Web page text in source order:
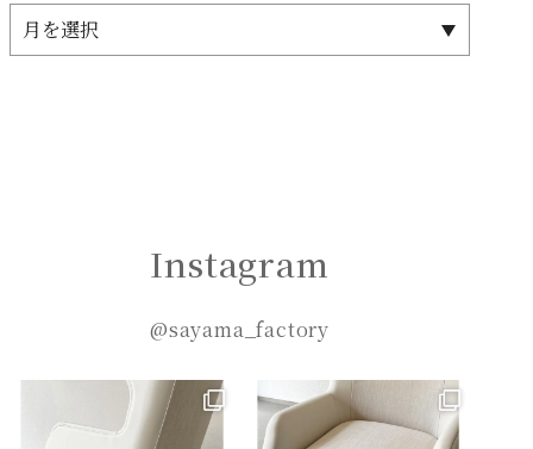
Instagram
@sayama_factory